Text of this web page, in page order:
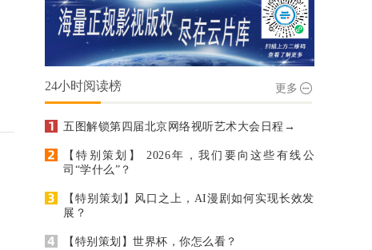
24小时阅读榜 更多
五图解锁第四届北京网络视听艺术大会日程→
【特别策划】 2026年，我们要向这些有线公
司“学什么”？
【特别策划】风口之上，AI漫剧如何实现长效发
展？
【特别策划】世界杯，你怎么看？